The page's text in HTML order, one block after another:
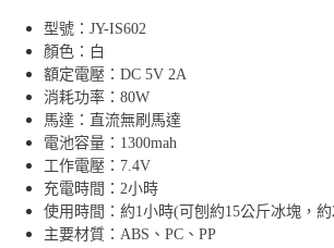
型號：JY-IS602
顏色：白
額定電壓：DC 5V 2A
消耗功率：80W
馬達：直流無刷馬達
電池容量：1300mah
工作電壓：7.4V
充電時間：2小時
使用時間：約1小時(可刨約15公斤冰塊，
主要材質：ABS、PC、PP